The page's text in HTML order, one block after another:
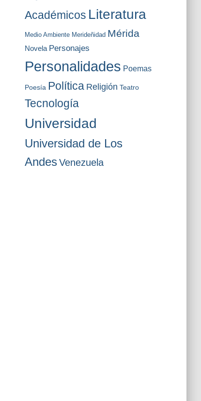
Académicos Literatura
Medio Ambiente Merideñidad Mérida
Novela Personajes
Personalidades Poemas
Poesía Política Religión Teatro
Tecnología
Universidad
Universidad de Los
Andes Venezuela